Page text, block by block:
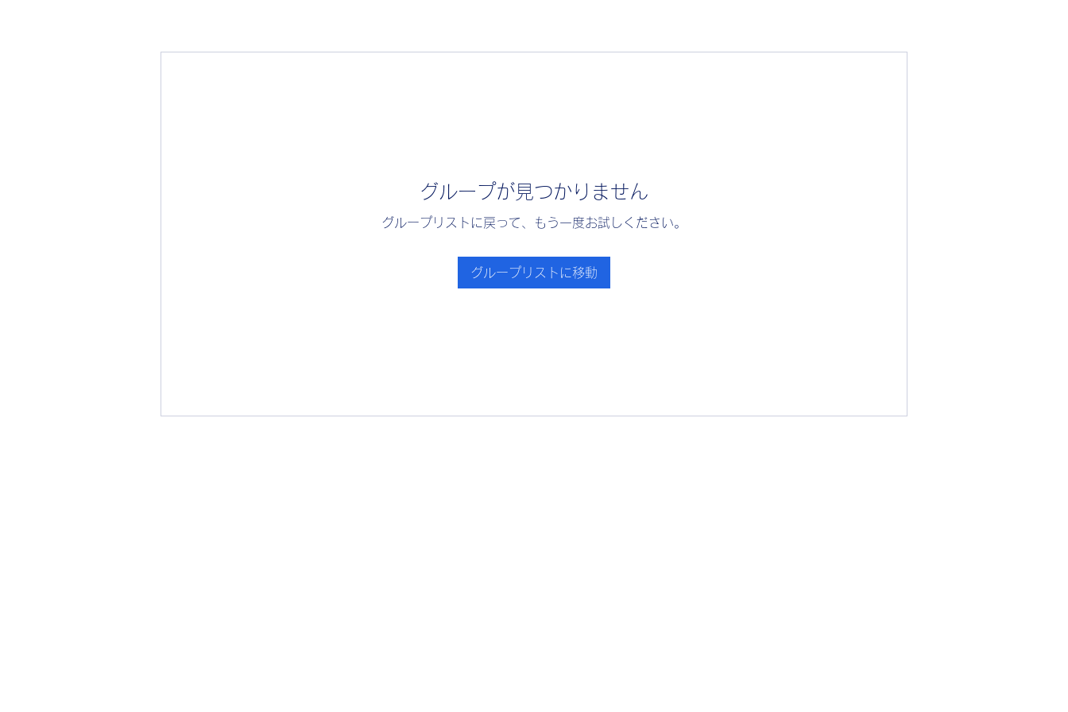
グループが見つかりません
グループリストに戻って、もう一度お試しください。
グループリストに移動